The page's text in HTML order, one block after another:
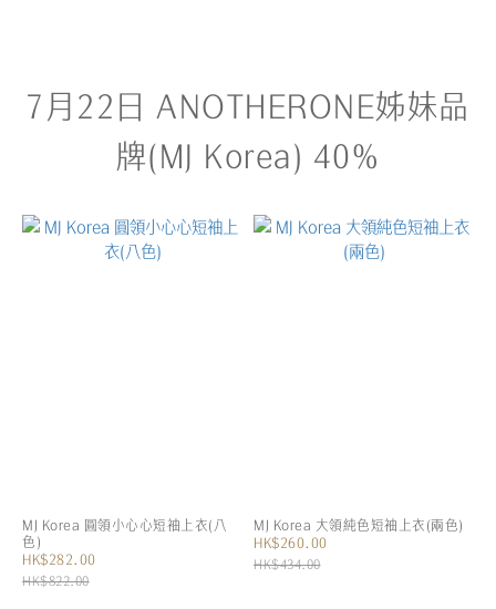
7月22日 ANOTHERONE姊妹品
牌(MJ Korea) 40%
MJ Korea 圓領小心心短袖上衣(八
色)
HK$282.00
HK$822.00
MJ Korea 大領純色短袖上衣(兩色)
HK$260.00
HK$434.00